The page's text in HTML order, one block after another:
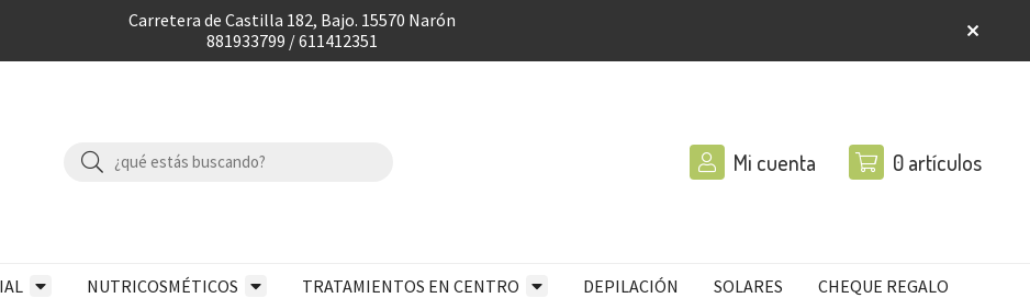
Carretera de Castilla 182, Bajo. 15570 Narón
881933799 / 611412351
Mi cuenta 0artículos
NUTRICOSMÉTICOS TRATAMIENTOS EN CENTRO DEPILACIÓN SOLARES CHEQUE REGALO